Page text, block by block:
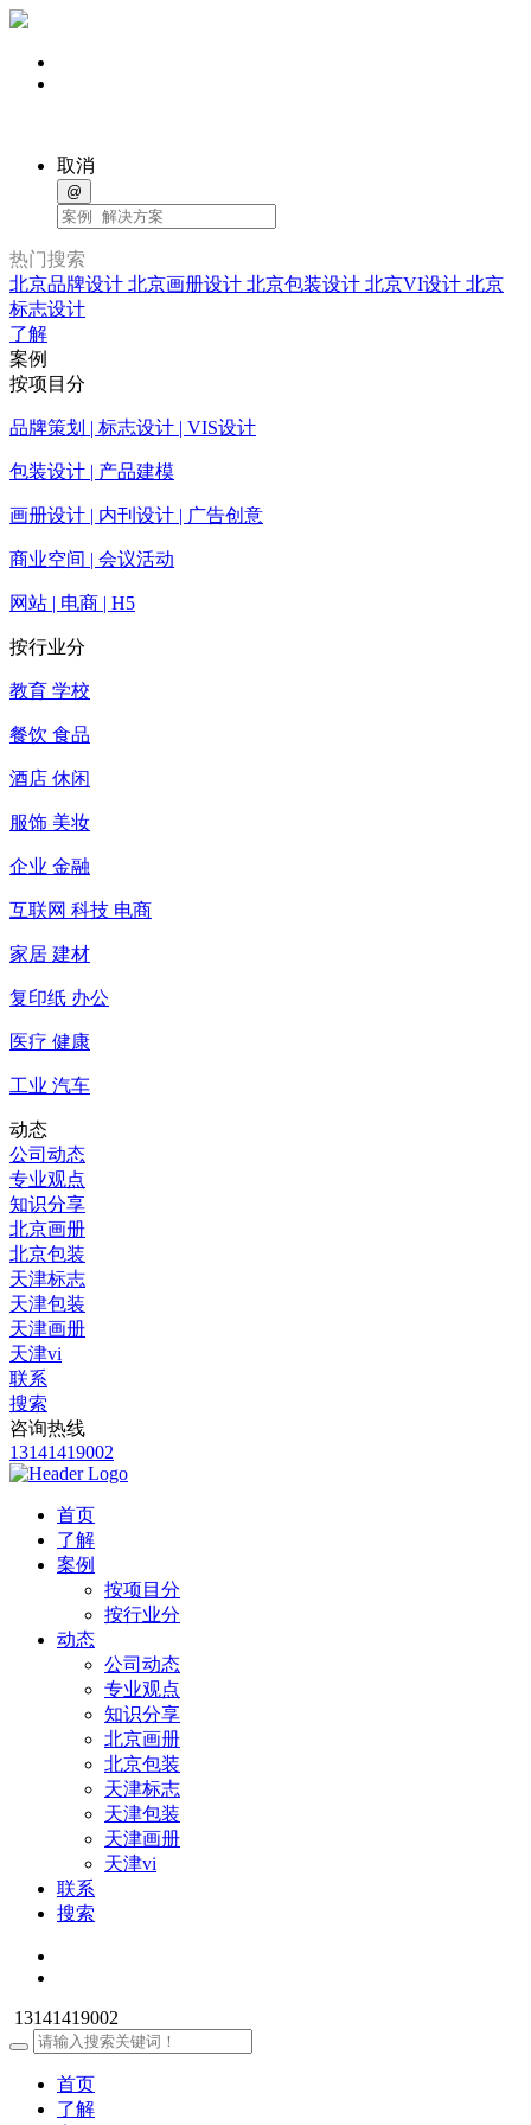
取消
@
热门搜索
北京品牌设计 北京画册设计 北京包装设计 北京VI设计 北京
标志设计
了解
案例
按项目分
品牌策划 | 标志设计 | VIS设计
包装设计 | 产品建模
画册设计 | 内刊设计 | 广告创意
商业空间 | 会议活动
网站 | 电商 | H5
按行业分
教育 学校
餐饮 食品
酒店 休闲
服饰 美妆
企业 金融
互联网 科技 电商
家居 建材
复印纸 办公
医疗 健康
工业 汽车
动态
公司动态
专业观点
知识分享
北京画册
北京包装
天津标志
天津包装
天津画册
天津vi
联系
搜索
咨询热线
13141419002
首页
了解
案例
按项目分
按行业分
动态
公司动态
专业观点
知识分享
北京画册
北京包装
天津标志
天津包装
天津画册
天津vi
联系
搜索
13141419002
首页
了解